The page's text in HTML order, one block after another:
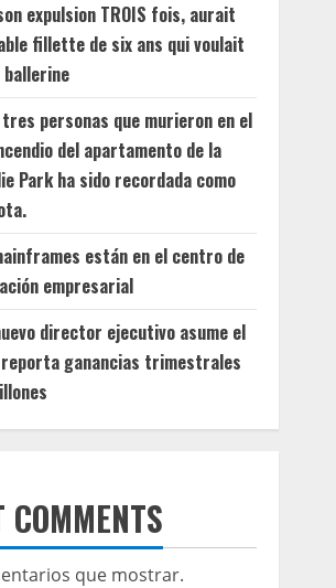
expulsion TROIS fois, aurait
fillette de six ans qui voulait
personas que murieron en el
del apartamento de la
Park ha sido recordada como
están en el centro de
empresarial
director ejecutivo asume el
ganancias trimestrales
COMMENTS
que mostrar.